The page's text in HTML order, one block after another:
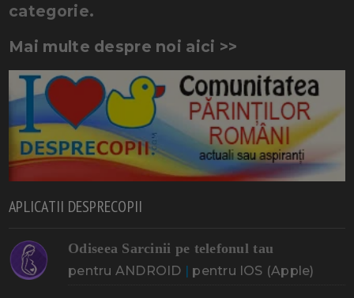
categorie.
Mai multe despre noi aici >>
APLICATII DESPRECOPII
Odiseea Sarcinii pe telefonul tau
pentru ANDROID pentru IOS (Apple)